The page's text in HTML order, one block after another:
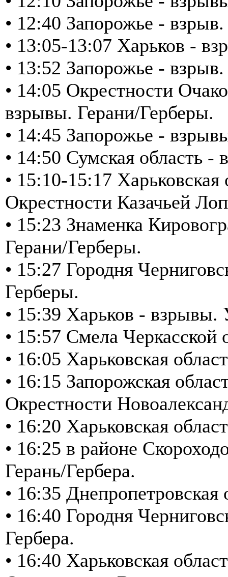
• 12:40 Запорожье - взрыв.
• 13:05-13:07 Харьков -
• 13:52 Запорожье -
• 14:05 Окрестности
взрывы. Герани/Герберы.
• 14:45 Запорожье -
• 14:50 Сумская область
• 15:10-15:17
Окрестности Казачьей
• 15:23 Знаменка
Герани/Герберы.
• 15:27 Городня
Герберы.
• 15:39 Харьков -
• 15:57 Смела Черкасской
• 16:05 Харьковская
• 16:15 Запорожская
Окрестности
• 16:20 Харьковская
• 16:25 в районе
Герань/Гербера.
• 16:35
• 16:40 Городня
Гербера.
• 16:40 Харьковская